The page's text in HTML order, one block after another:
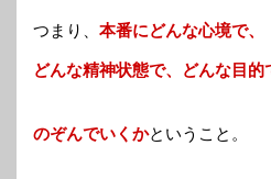
つまり、 本番にどんな心境で、
どんな精神状態で、どんな目的
のぞんでいくかということ。